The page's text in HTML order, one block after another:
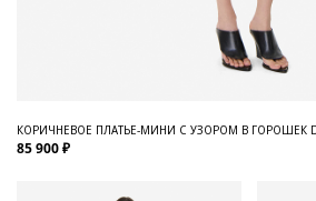
КОРИЧНЕВОЕ ПЛАТЬЕ-МИНИ С УЗОРОМ В ГОРОШЕК
85 900 ₽